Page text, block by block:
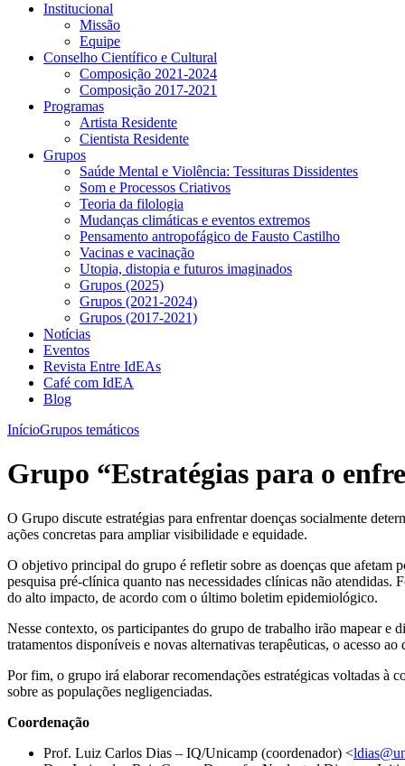
Institucional
Missão
Equipe
Conselho Científico e Cultural
Composição 2021-2024
Composição 2017-2021
Programas
Artista Residente
Cientista Residente
Grupos
Saúde Mental e Violência: Tessituras Dissidentes
Som e Processos Criativos
Teoria da filologia
Mudanças climáticas e eventos extremos
Pensamento antropofágico de Fausto Castilho
Vacinas e vacinação
Utopia, distopia e futuros imaginados
Grupos (2025)
Grupos (2021-2024)
Grupos (2017-2021)
Notícias
Eventos
Revista Entre IdEAs
Café com IdEA
Blog
InícioGrupos temáticos
Grupo “Estratégias para o
O Grupo discute estratégias para enfrentar doenças socialmente
ações concretas para ampliar visibilidade e equidade.
O objetivo principal do grupo é refletir sobre as doenças que afetam
pesquisa pré-clínica quanto nas necessidades clínicas não atendidas.
do alto impacto, de acordo com o último boletim epidemiológico.
Nesse contexto, os participantes do grupo de trabalho irão mapear e
tratamentos disponíveis e novas alternativas terapêuticas, o acesso
Por fim, o grupo irá elaborar recomendações estratégicas voltadas à
sobre as populações negligenciadas.
Coordenação
Prof. Luiz Carlos Dias – IQ/Unicamp (coordenador) <